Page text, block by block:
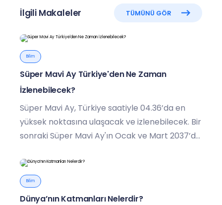
İlgili Makaleler TÜMÜNÜ GÖR
Bilim
Süper Mavi Ay Türkiye'den Ne Zaman
İzlenebilecek?
Süper Mavi Ay, Türkiye saatiyle 04.36’da en
yüksek noktasına ulaşacak ve izlenebilecek. Bir
sonraki Süper Mavi Ay'ın Ocak ve Mart 2037’de
Bilim
Dünya’nın Katmanları Nelerdir?